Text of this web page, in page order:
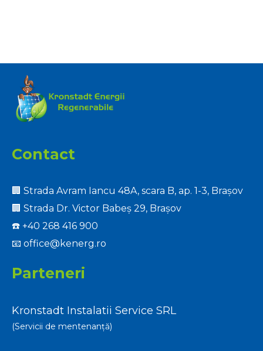
Contact
🏢 Strada Avram Iancu 48A, scara B, ap. 1-3, Brașov
🏢 Strada Dr. Victor Babeș 29, Brașov
☎️ +40 268 416 900
📧 office@kenerg.ro
Parteneri
Kronstadt Instalatii Service SRL
(Servicii de mentenanță)